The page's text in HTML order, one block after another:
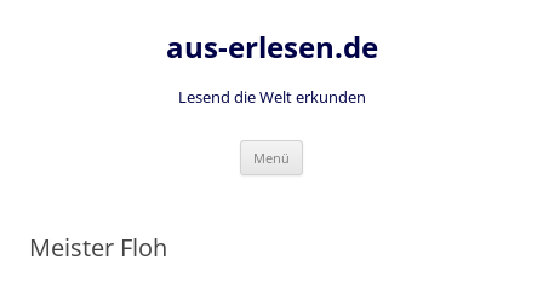
aus-erlesen.de
Lesend die Welt erkunden
Menü
Meister Floh